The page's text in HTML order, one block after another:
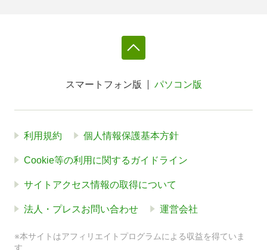
スマートフォン版 パソコン版
利用規約 個人情報保護基本方針
Cookie等の利用に関するガイドライン
サイトアクセス情報の取得について
法人・プレスお問い合わせ 運営会社
※本サイトはアフィリエイトプログラムによる収益を得ていま
す